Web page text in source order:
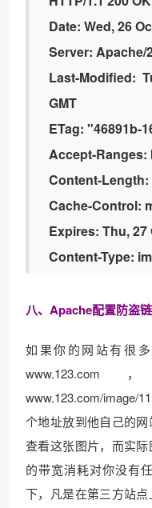
Date: Wed, 26
Server: Apache/
Last-Modified:
GMT
ETag: "46891b-
Accept-Ranges:
Content-Length:
Cache-Control:
Expires: Thu, 27
Content-Type:
八、Apache配置防盗链
如果你的网站有很
www.123.com/image/
个地址放到他自己的
查看这张图片，而实
的带宽消耗对你没有
下，凡是在第三方站